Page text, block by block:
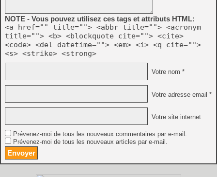
NOTE - Vous pouvez utilisez ces tags et attributs HTML:
<a href="" title=""> <abbr title=""> <acronym
title=""> <b> <blockquote cite=""> <cite>
<code> <del datetime=""> <em> <i> <q cite="">
<s> <strike> <strong>
Votre nom *
Votre adresse email *
Votre site internet
Prévenez-moi de tous les nouveaux commentaires par e-mail.
Prévenez-moi de tous les nouveaux articles par e-mail.